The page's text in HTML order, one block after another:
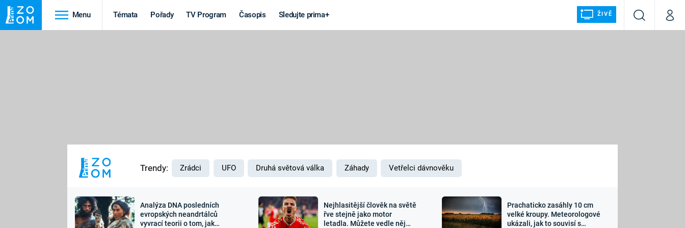
Menu Témata Pořady TV Program Časopis Sledujte prima+ ŽIVĚ
VyhledáváníMůj
MARS
Výročí
Záhady a
Zajímavosti Sledujte nás
Trendy: Zrádci UFO Druhá světová válka Záhady Vetřelci dávnověku
Analýza DNA posledních
evropských neandrtálců
vyvrací teorii o tom, jak
Nejhlasitější člověk na světě
řve stejně jako motor
letadla. Můžete vedle něj
Prachaticko zasáhly 10 cm
velké kroupy. Meteorologové
ukázali, jak to souvisí s